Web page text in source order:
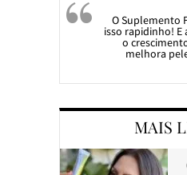
O Suplemento
isso rapidinho! E
o
melhora
MAIS